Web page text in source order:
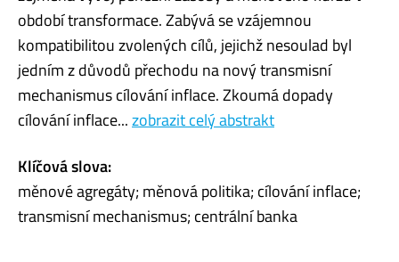
období transformace. Zabývá se vzájemnou
kompatibilitou zvolených cílů, jejichž nesoulad byl
jedním z důvodů přechodu na nový transmisní
mechanismus cílování inflace. Zkoumá dopady
cílování inflace...zobrazit celý abstrakt
Klíčová slova:
měnové agregáty; měnová politika; cílování inflace;
transmisní mechanismus; centrální banka